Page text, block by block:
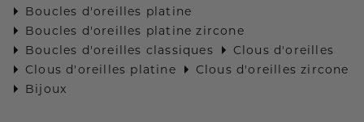
Boucles d'oreilles platine
Boucles d'oreilles platine zircone
Boucles d'oreilles classiques
Clous d'oreilles
Clous d'oreilles platine
Clous d'oreilles zircone
Bijoux